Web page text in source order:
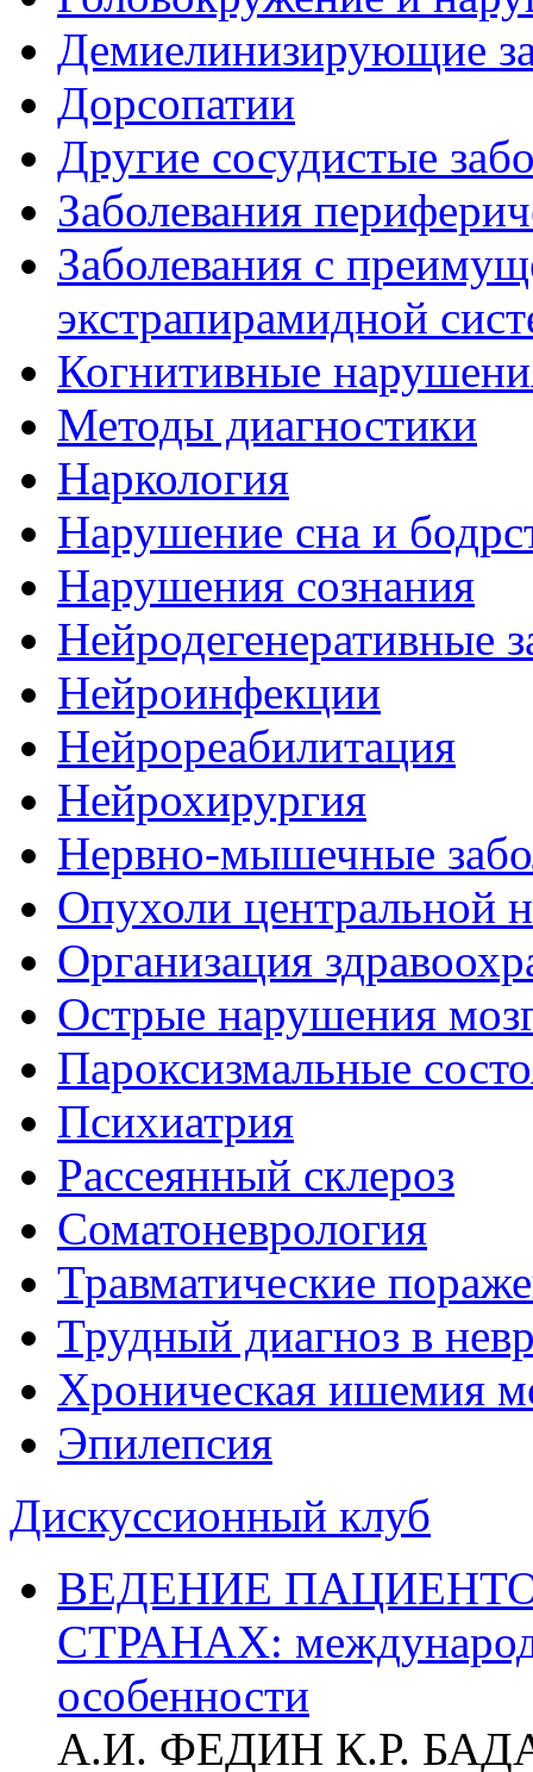
Демиелинизирующие
Дорсопатии
Другие сосудистые
Заболевания
Заболевания с
экстрапирамидной
Когнитивные
Методы диагностики
Наркология
Нарушение сна и
Нарушения сознания
Нейродегенеративные
Нейроинфекции
Нейрореабилитация
Нейрохирургия
Нервно-мышечные
Опухоли центральной
Организация
Острые нарушения
Пароксизмальные
Психиатрия
Рассеянный склероз
Соматоневрология
Травматические
Трудный диагноз в
Хроническая ишемия
Эпилепсия
Дискуссионный клуб
ВЕДЕНИЕ
СТРАНАХ:
особенности
А.И. ФЕДИН К.Р.